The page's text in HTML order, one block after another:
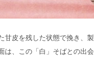
甘皮を残した状態で挽き、
は、この「白」そばとの出会